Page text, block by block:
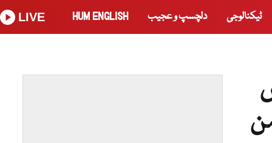
ٹیکنالوجی دلچسپ و عجیب HUM ENGLISH
LIVE